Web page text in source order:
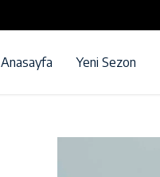
Anasayfa Yeni Sezon